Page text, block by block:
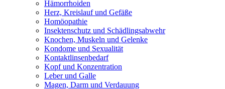
Hämorrhoiden
Herz, Kreislauf und Gefäße
Homöopathie
Insektenschutz und Schädlingsabwehr
Knochen, Muskeln und Gelenke
Kondome und Sexualität
Kontaktlinsenbedarf
Kopf und Konzentration
Leber und Galle
Magen, Darm und Verdauung